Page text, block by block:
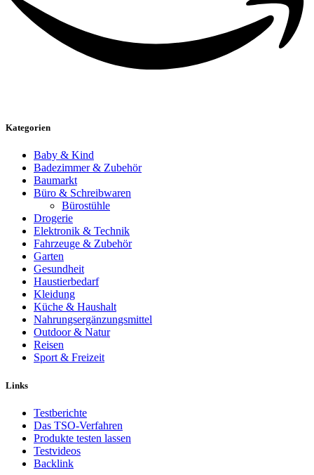
Kategorien
Baby & Kind
Badezimmer & Zubehör
Baumarkt
Büro & Schreibwaren
Bürostühle
Drogerie
Elektronik & Technik
Fahrzeuge & Zubehör
Garten
Gesundheit
Haustierbedarf
Kleidung
Küche & Haushalt
Nahrungsergänzungsmittel
Outdoor & Natur
Reisen
Sport & Freizeit
Links
Testberichte
Das TSO-Verfahren
Produkte testen lassen
Testvideos
Backlink